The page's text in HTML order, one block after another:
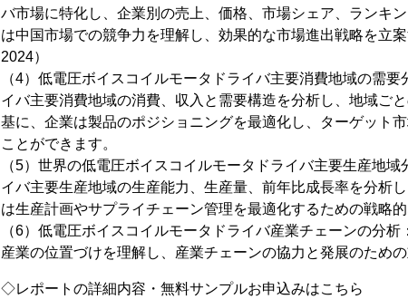
バ市場に特化し、企業別の売上、価格、市場シェア、ランキ
は中国市場での競争力を理解し、効果的な市場進出戦略を立
2024）
（4）低電圧ボイスコイルモータドライバ主要消費地域の需
イバ主要消費地域の消費、収入と需要構造を分析し、地域ご
基に、企業は製品のポジショニングを最適化し、ターゲット
ことができます。
（5）世界の低電圧ボイスコイルモータドライバ主要生産地
イバ主要生産地域の生産能力、生産量、前年比成長率を分析
は生産計画やサプライチェーン管理を最適化するための戦略
（6）低電圧ボイスコイルモータドライバ産業チェーンの分
産業の位置づけを理解し、産業チェーンの協力と発展のための
◇レポートの詳細内容・無料サンプルお申込みはこちら